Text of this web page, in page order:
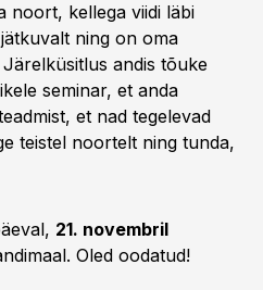
noort, kellega viidi läbi
ning on oma
andis tõuke
seminar, et anda
et nad tegelevad
teistel noortelt ning tunda,
21. novembril
Oled oodatud!